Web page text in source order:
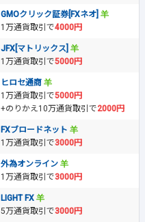
GMOクリック証券[FXネオ]
1万通貨取引で4000円
JFX[マトリックス]
1万通貨取引で5000円
ヒロセ通商
1万通貨取引で5000円
+のりかえ10万通貨取引で2000円
FXブロードネット
1万通貨取引で3000円
外為オンライン
1万通貨取引で3000円
LIGHT FX
5万通貨取引で3000円